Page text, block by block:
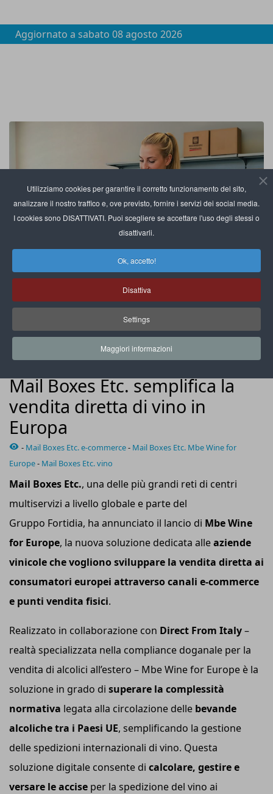
Utilizziamo cookies per garantire il corretto funzionamento del sito,
analizzare il nostro traffico e, ove previsto, fornire i servizi dei social media.
I cookies sono DISATTIVATI. Puoi scegliere se accettare l'uso degli stessi o
disattivarli.
Ok, accetto!
Disattiva
Settings
Maggiori informazioni
Aggiornato a sabato 08 agosto 2026
Mbe Wine for Europe è disponibile anche in versione plug-in
compatibile con i principali marketplace
Mail Boxes Etc. semplifica la
vendita diretta di vino in
Europa
- Mail Boxes Etc. e-commerce- Mail Boxes Etc. Mbe Wine for
Europe- Mail Boxes Etc. vino
Mail Boxes Etc., una delle più grandi reti di centri
multiservizi a livello globale e parte del
Gruppo Fortidia, ha annunciato il lancio di Mbe Wine
for Europe, la nuova soluzione dedicata alleaziende
vinicole che vogliono sviluppare la vendita diretta ai
consumatori europei attraverso canali e-commerce
e punti vendita fisici.
Realizzato in collaborazione con Direct From Italy–
realtà specializzata nella compliance doganale per la
vendita di alcolici all’estero – Mbe Wine for Europe è la
soluzione in grado di superare la complessità
normativa legata alla circolazione delle bevande
alcoliche tra i Paesi UE, semplificando la gestione
delle spedizioni internazionali di vino. Questa
soluzione digitale consente di calcolare, gestire e
versare le accise per la spedizione del vino ai